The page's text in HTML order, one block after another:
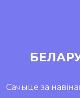
Сачыце за